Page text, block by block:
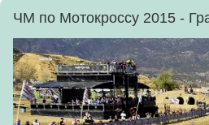
ЧМ по Мотокроссу 2015 -